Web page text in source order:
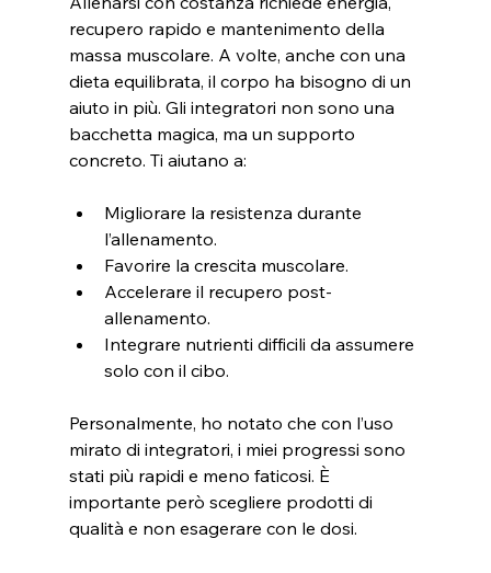
recupero rapido e mantenimento della
massa muscolare. A volte, anche con una
dieta equilibrata, il corpo ha bisogno di un
aiuto in più. Gli integratori non sono una
bacchetta magica, ma un supporto
concreto. Ti aiutano a:
Migliorare la resistenza durante
l’allenamento.
Favorire la crescita muscolare.
Accelerare il recupero post-
allenamento.
Integrare nutrienti difficili da assumere
solo con il cibo.
Personalmente, ho notato che con l’uso
mirato di integratori, i miei progressi sono
stati più rapidi e meno faticosi. È
importante però scegliere prodotti di
qualità e non esagerare con le dosi.